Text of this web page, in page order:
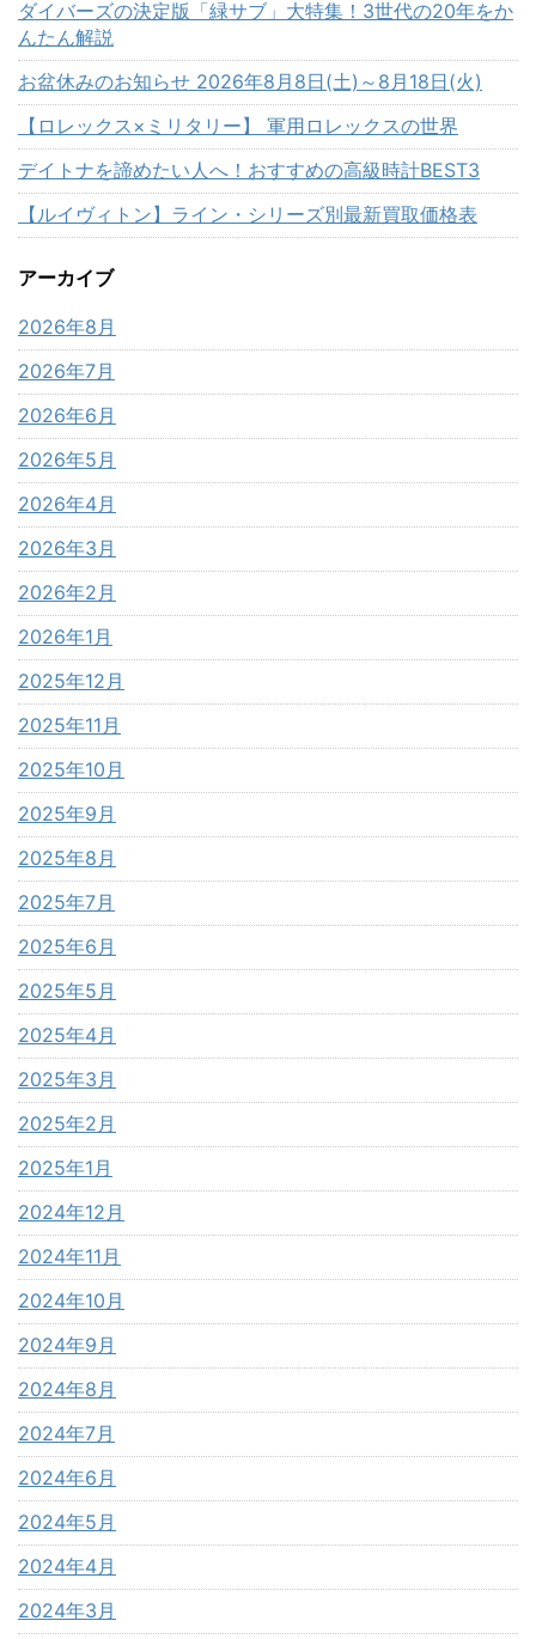
ダイバーズの決定版「緑サブ」大特集！3世代の20年をか
んたん解説
お盆休みのお知らせ 2026年8月8日(土)～8月18日(火)
【ロレックス×ミリタリー】 軍用ロレックスの世界
デイトナを諦めたい人へ！おすすめの高級時計BEST3
【ルイヴィトン】ライン・シリーズ別最新買取価格表
アーカイブ
2026年8月
2026年7月
2026年6月
2026年5月
2026年4月
2026年3月
2026年2月
2026年1月
2025年12月
2025年11月
2025年10月
2025年9月
2025年8月
2025年7月
2025年6月
2025年5月
2025年4月
2025年3月
2025年2月
2025年1月
2024年12月
2024年11月
2024年10月
2024年9月
2024年8月
2024年7月
2024年6月
2024年5月
2024年4月
2024年3月